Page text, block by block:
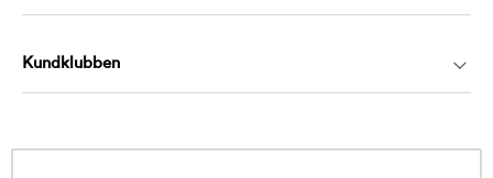
Kundklubben